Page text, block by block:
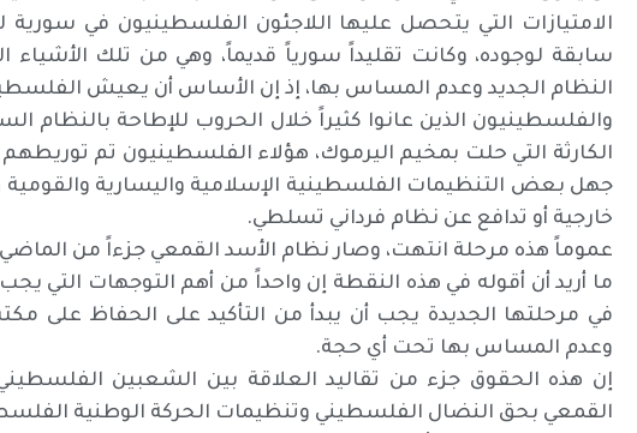
الامتيازات التي يتحصل عليها اللاجئون الفلسطينيون في
سابقة لوجوده، وكانت تقليداً سورياً قديماً، وهي من تلك
النظام الجديد وعدم المساس بها، إذ إن الأساس أن يعيش
والفلسطينيون الذين عانوا كثيراً خلال الحروب للإطاحة بالنظام
الكارثة التي حلت بمخيم اليرموك، هؤلاء الفلسطينيون تم
جهل بعض التنظيمات الفلسطينية الإسلامية واليسارية والقومية
خارجية أو تدافع عن نظام فرداني تسلطي.
عموماً هذه مرحلة انتهت، وصار نظام الأسد القمعي جزءاً من الماضي
ما أريد أن أقوله في هذه النقطة إن واحداً من أهم التوجهات التي
في مرحلتها الجديدة يجب أن يبدأ من التأكيد على الحفاظ على
وعدم المساس بها تحت أي حجة.
إن هذه الحقوق جزء من تقاليد العلاقة بين الشعبين
القمعي بحق النضال الفلسطيني وتنظيمات الحركة الوطنية